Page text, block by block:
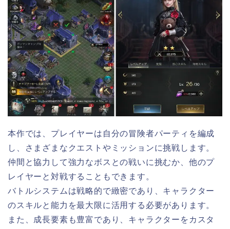
本作では、プレイヤーは自分の冒険者パーティを編成
し、さまざまなクエストやミッションに挑戦します。
仲間と協力して強力なボスとの戦いに挑むか、他のプ
レイヤーと対戦することもできます。
バトルシステムは戦略的で緻密であり、キャラクター
のスキルと能力を最大限に活用する必要があります。
また、成長要素も豊富であり、キャラクターをカスタ